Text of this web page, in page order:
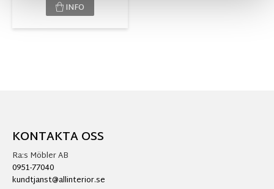
INFO
KONTAKTA OSS
Ra:s Möbler AB
0951-77040
kundtjanst@allinterior.se